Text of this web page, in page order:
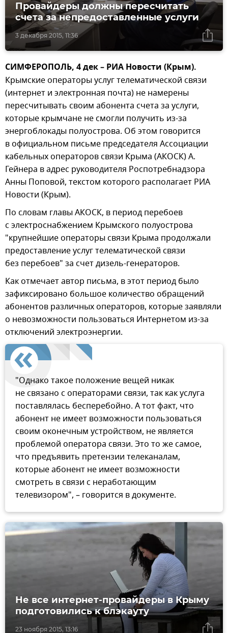
3 декабря 2015, 11:36
Провайдеры должны пересчитать
счета за непредоставленные услуги
СИМФЕРОПОЛЬ, 4 дек – РИА Новости (Крым).
Крымские операторы услуг телематической связи
(интернет и электронная почта) не намерены
пересчитывать своим абонента счета за услуги,
которые крымчане не смогли получить из-за
энергоблокады полуострова. Об этом говорится
в официальном письме председателя Ассоциации
кабельных операторов связи Крыма (АКОСК) А.
Гейнера в адрес руководителя Роспотребнадзора
Анны Поповой, текстом которого располагает РИА
Новости (Крым).
По словам главы АКОСК, в период перебоев
с электроснабжением Крымского полуострова
"крупнейшие операторы связи Крыма продолжали
предоставление услуг телематической связи
без перебоев" за счет дизель-генераторов.
Как отмечает автор письма, в этот период было
зафиксировано большое количество обращений
абонентов различных операторов, которые заявляли
о невозможности пользоваться Интернетом из-за
отключений электроэнергии.
"Однако такое положение вещей никак
не связано с операторами связи, так как услуга
поставлялась бесперебойно. А тот факт, что
абонент не имеет возможности пользоваться
своим оконечным устройством, не является
проблемой оператора связи. Это то же самое,
что предъявить претензии телеканалам,
которые абонент не имеет возможности
смотреть в связи с неработающим
телевизором", – говорится в документе.
23 ноября 2015, 13:16
Не все интернет-провайдеры в Крыму
подготовились к блэкауту